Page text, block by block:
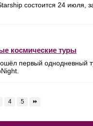
состоится 24 июля,
космические туры
первый однодневный
4 5 ⏩